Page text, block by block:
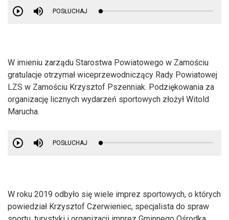
POSŁUCHAJ
W imieniu zarządu Starostwa Powiatowego w Zamościu
gratulacje otrzymał wiceprzewodniczący Rady Powiatowej
LZS w Zamościu Krzysztof Pszenniak. Podziękowania za
organizację licznych wydarzeń sportowych złożył Witold
Marucha.
POSŁUCHAJ
W roku 2019 odbyło się wiele imprez sportowych, o których
powiedział Krzysztof Czerwieniec, specjalista do spraw